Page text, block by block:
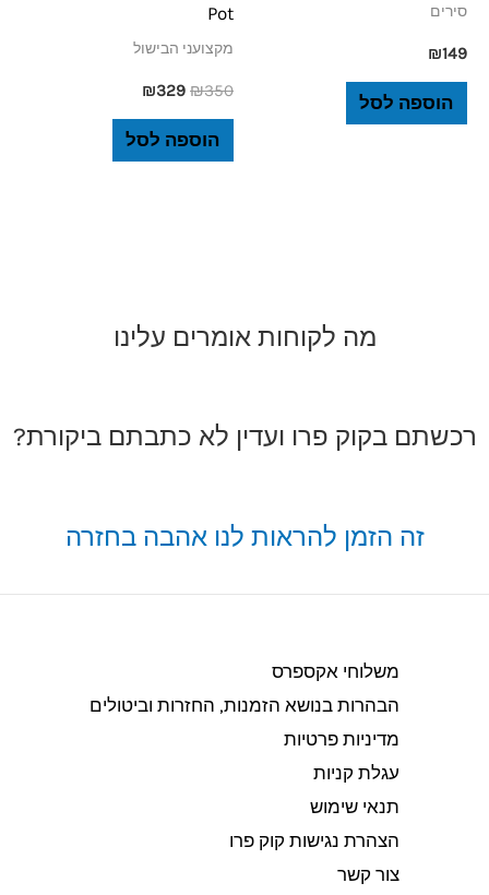
סירים
₪149
הוספה לסל
Pot
מקצועני הבישול
₪350
₪329
הוספה לסל
מה לקוחות אומרים עלינו
רכשתם בקוק פרו ועדין לא כתבתם ביקורת?
זה הזמן להראות לנו אהבה בחזרה
משלוחי אקספרס
הבהרות בנושא הזמנות, החזרות וביטולים​
מדיניות פרטיות
עגלת קניות
תנאי שימוש
הצהרת נגישות קוק פרו
צור קשר